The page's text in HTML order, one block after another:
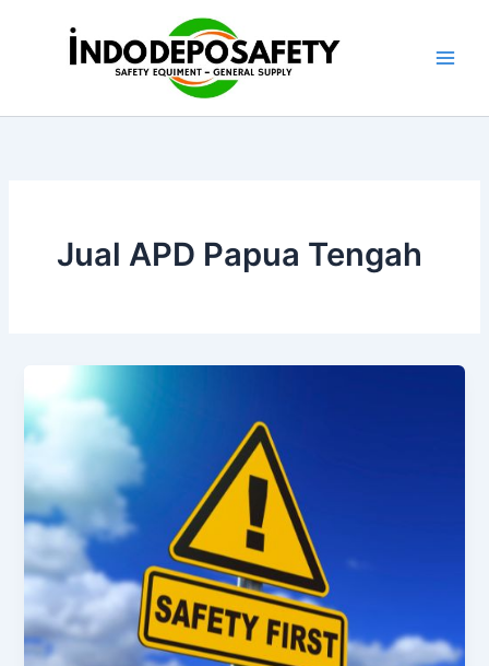
Jual APD Papua Tengah